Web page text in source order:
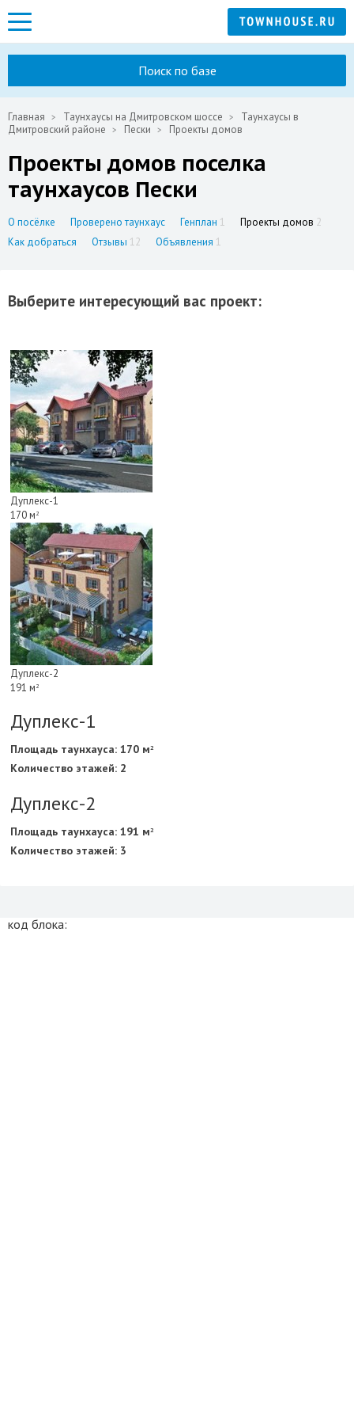
Поиск по базе
Главная Таунхаусы на Дмитровском шоссе
Таунхаусы в
Дмитровский районе
Пески Проекты домов
Проекты домов поселка
таунхаусов Пески
О посёлке Проверено таунхаус Генплан 1 Проекты домов 2
Как добраться
Отзывы 12 Объявления 1
Выберите интересующий вас проект:
Дуплекс-1
170 м 2
Дуплекс-2
191 м 2
Дуплекс-1
Площадь таунхауса: 170 м2
Количество этажей: 2
Дуплекс-2
Площадь таунхауса: 191 м2
Количество этажей: 3
код блока: